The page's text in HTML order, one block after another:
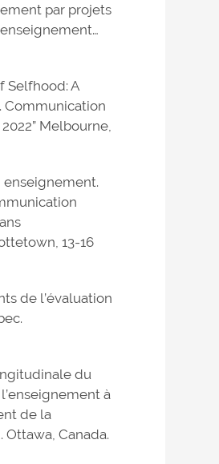
par projets
Selfhood: A
Communication
Melbourne,
enseignement.
13-16
de l’évaluation
du
à
de la
Ottawa, Canada.